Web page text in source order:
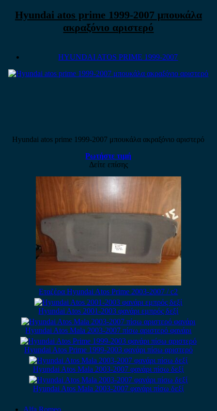
Hyundai atos prime 1999-2007 μπουκάλα
ακραξόνιο αριστερό
HYUNDAI ATOS PRIME 1999-2007
Hyundai atos prime 1999-2007 μπουκάλα ακραξόνιο αριστερό
Ρωτήστε τιμή
Δείτε επίσης
Εταζέρα Hyundai Atos Prime 2003-2007 / c2
Hyundai Atos 2001-2003 φανάρι εμπρός δεξί
Hyundai Atos Mala 2003-2007 πίσω αριστερό φανάρι
Hyundai Atos Prime 1999-2003 φανάρι πίσω αριστερό
Hyundai Atos Mala 2003-2007 φανάρι πίσω δεξί
Hyundai Atos Mala 2003-2007 φανάρι πίσω δεξί
Alfa Romeo